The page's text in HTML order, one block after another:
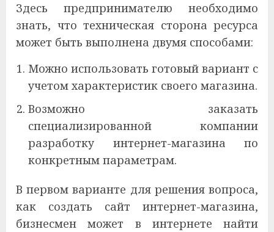
Здесь предпринимателю необходимо
знать, что техническая сторона ресурса
может быть выполнена двумя способами:
Можно использовать готовый вариант с
учетом характеристик своего магазина.
Возможно заказать
специализированной компании
разработку интернет-магазина по
конкретным параметрам.
В первом варианте для решения вопроса,
как создать сайт интернет-магазина,
бизнесмен может в интернете найти